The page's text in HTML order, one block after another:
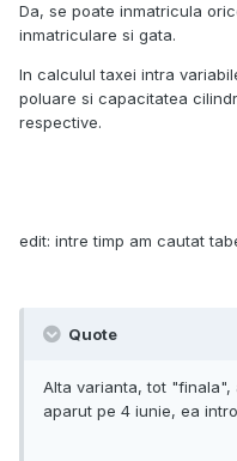
Da, se poate inmatricula
inmatriculare si gata.
In calculul taxei intra
poluare si capacitatea
respective.
edit: intre timp am cautat
Quote
Alta varianta, tot
aparut pe 4 iunie, ea